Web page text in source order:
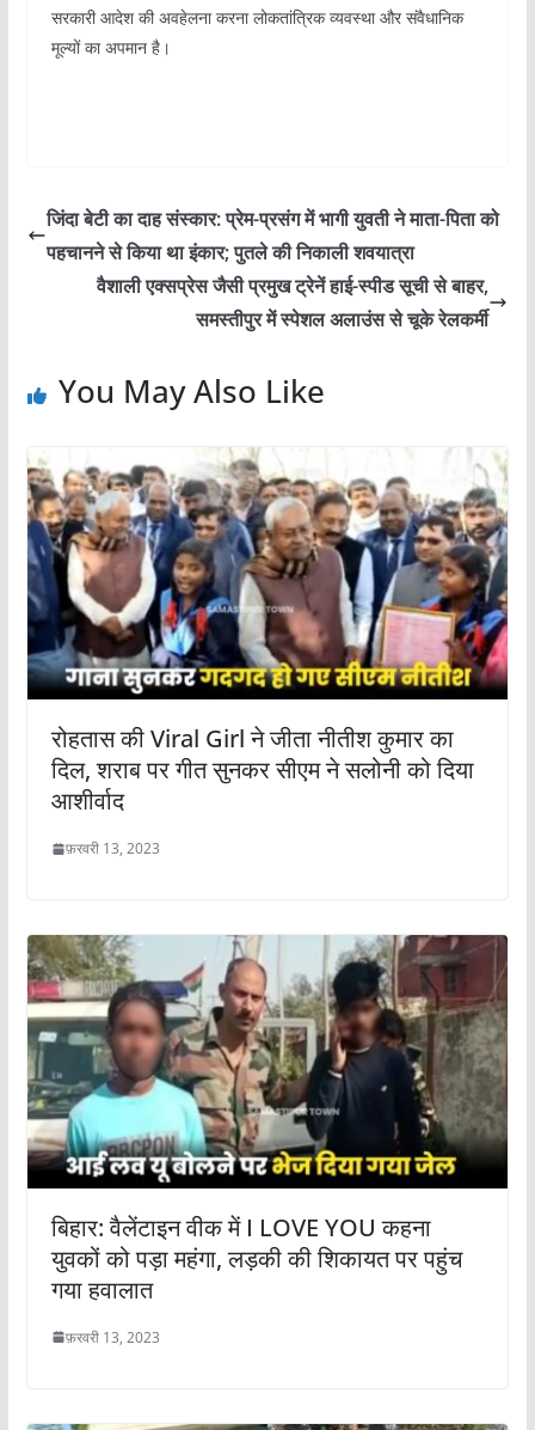
सरकारी आदेश की अवहेलना करना लोकतांत्रिक व्यवस्था और संवैधानिक
मूल्यों का अपमान है।
जिंदा बेटी का दाह संस्कार: प्रेम-प्रसंग में भागी युवती ने माता-पिता को
पहचानने से किया था इंकार; पुतले की निकाली शवयात्रा
वैशाली एक्सप्रेस जैसी प्रमुख ट्रेनें हाई-स्पीड सूची से बाहर,
समस्तीपुर में स्पेशल अलाउंस से चूके रेलकर्मी
You May Also Like
रोहतास की Viral Girl ने जीता नीतीश कुमार का
दिल, शराब पर गीत सुनकर सीएम ने सलोनी को दिया
आशीर्वाद
फ़रवरी 13, 2023
बिहार: वैलेंटाइन वीक में I LOVE YOU कहना
युवकों को पड़ा महंगा, लड़की की शिकायत पर पहुंच
गया हवालात
फ़रवरी 13, 2023